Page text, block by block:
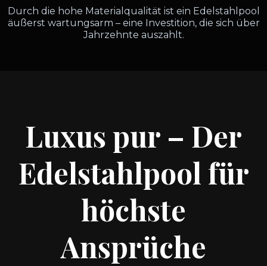
Durch die hohe Materialqualität ist ein Edelstahlpool
äußerst wartungsarm – eine Investition, die sich über
Jahrzehnte auszahlt.
Luxus pur – Der
Edelstahlpool für
höchste
Ansprüche